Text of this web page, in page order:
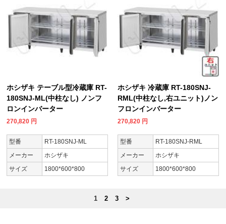
ホシザキ テーブル型冷蔵庫 RT-
180SNJ-ML(中柱なし) ノンフ
ロンインバーター
270,820 円
型番
RT-180SNJ-ML
メーカー
ホシザキ
サイズ
1800*600*800
ホシザキ 冷蔵庫 RT-180SNJ-
RML(中柱なし,右ユニット)ノン
フロンインバーター
270,820 円
型番
RT-180SNJ-RML
メーカー
ホシザキ
サイズ
1800*600*800
1 2 3 >